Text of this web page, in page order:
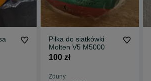
Piłka do siatkówki
Molten V5 M5000
100 zł
Zduny